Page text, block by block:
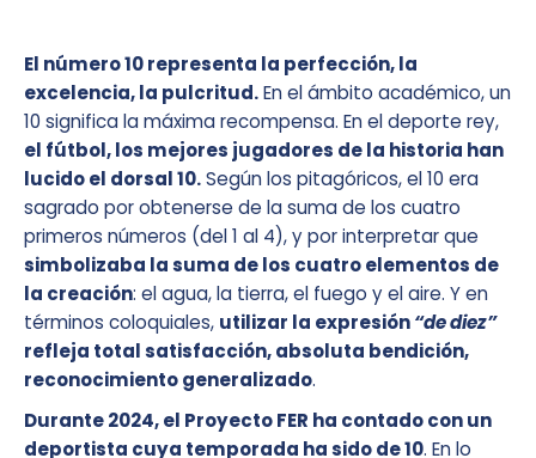
El número 10 representa la perfección, la
excelencia, la pulcritud.En el ámbito académico, un
10 significa la máxima recompensa. En el deporte rey,
el fútbol, los mejores jugadores de la historia han
lucido el dorsal 10.Según los pitagóricos, el 10 era
sagrado por obtenerse de la suma de los cuatro
primeros números (del 1 al 4), y por interpretar que
simbolizaba la suma de los cuatro elementos de
la creación: el agua, la tierra, el fuego y el aire. Y en
términos coloquiales, utilizar la expresión“de diez”
refleja total satisfacción, absoluta bendición,
reconocimiento generalizado.
Durante 2024, el Proyecto FER ha contado con un
deportista cuya temporada ha sido de 10. En lo